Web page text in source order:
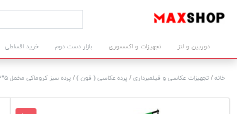
دوربین و لنز تجهیزات و اکسسوری بازار دست دوم خرید اقساطی
خانه/ تجهیزات عکاسی و فیلمبرداری / پرده عکاسی ( فون )/ پرده سبز کروماکی مخمل ۵*۳ متر